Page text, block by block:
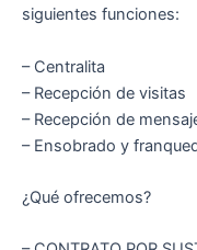
siguientes funciones:
– Centralita
– Recepción de visitas
– Recepción de
– Ensobrado y
¿Qué ofrecemos?